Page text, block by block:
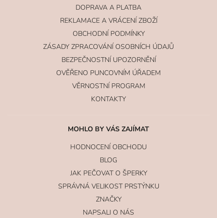
DOPRAVA A PLATBA
REKLAMACE A VRÁCENÍ ZBOŽÍ
OBCHODNÍ PODMÍNKY
ZÁSADY ZPRACOVÁNÍ OSOBNÍCH ÚDAJŮ
BEZPEČNOSTNÍ UPOZORNĚNÍ
OVĚŘENO PUNCOVNÍM ÚŘADEM
VĚRNOSTNÍ PROGRAM
KONTAKTY
MOHLO BY VÁS ZAJÍMAT
HODNOCENÍ OBCHODU
BLOG
JAK PEČOVAT O ŠPERKY
SPRÁVNÁ VELIKOST PRSTÝNKU
ZNAČKY
NAPSALI O NÁS